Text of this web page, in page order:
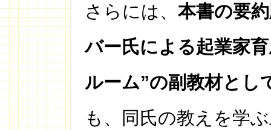
さらには、 本書の要
バー氏による起業家
ルーム”の副教材とし
も、同氏の教えを学